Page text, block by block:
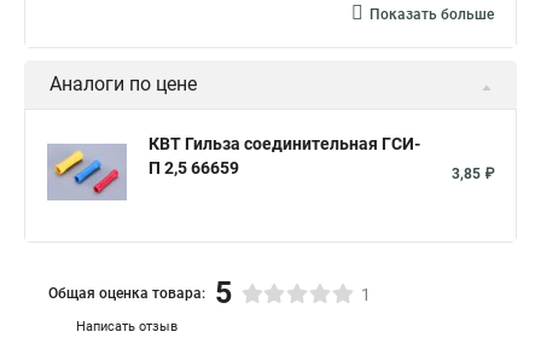
Показать больше
Аналоги по цене
КВТ Гильза соединительная ГСИ-
П 2,5 66659
3,85 ₽
Написать отзыв
Общая оценка товара: 5 1